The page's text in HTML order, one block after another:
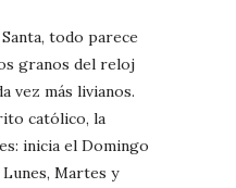
todo parece
granos del reloj
vez más livianos.
católico, la
inicia el Domingo
Martes y